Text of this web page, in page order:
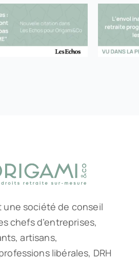
une société de conseil
chefs d’entreprises,
artisans,
libérales, DRH